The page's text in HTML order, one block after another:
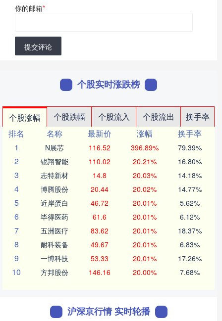
你的邮箱*
提交评论
个股实时涨跌榜
个股涨幅 个股跌幅 个股流入 个股流出
换手率
排名
名称 最新价 涨幅
换手率
1
N展芯 116.52 396.89% 79.39%
2 锐翔智能 110.02 20.21% 16.80%
3 志特新材 14.8 20.03% 14.18%
4 博腾股份 20.44 20.02% 14.77%
5 近岸蛋白 46.72 20.01% 5.62%
6 毕得医药 61.6 20.01% 6.12%
7 五洲医疗 83.62 20.01% 18.37%
8 耐科装备 49.67 20.01% 6.83%
9 一博科技 53.33 20.01% 17.26%
10 方邦股份 146.16 20.00% 7.68%
沪深京行情 实时轮播